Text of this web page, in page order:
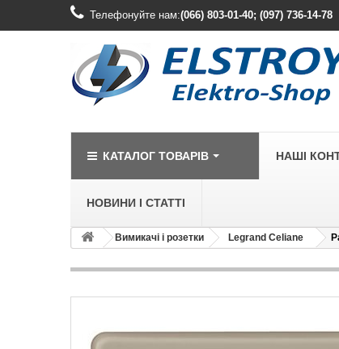
Телефонуйте нам:(066) 803-01-40; (097) 736-14-78
КАТАЛОГ ТОВАРІВ
LEGRAND
НАШІ
НОВИНИ І СТАТТІ
Вимикачі і розетки Legrand Celiane